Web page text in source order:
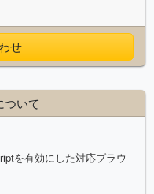
せ
ついて
を有効にした対応ブラウ